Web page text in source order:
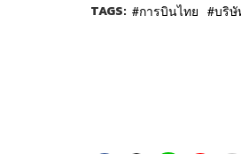
TAGS: การบินไทย บริษั